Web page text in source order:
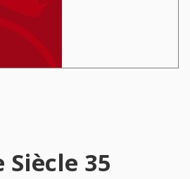
35